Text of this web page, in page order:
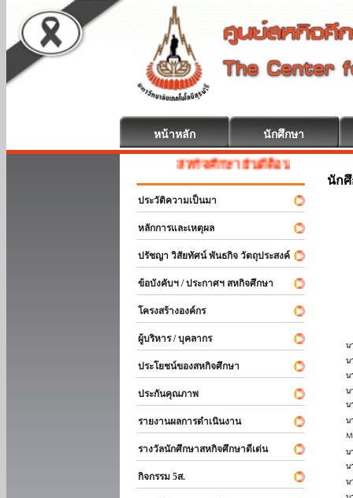
หน้าหลัก นักศึกษา
สหกิจศึกษา ยินดีต้อนรับ
ประวัติความเป็นมา
หลักการและเหตุผล
ปรัชญา วิสัยทัศน์ พันธกิจ วัตถุประสงค์
ข้อบังคับฯ / ประกาศฯ สหกิจศึกษา
โครงสร้างองค์กร
ผู้บริหาร / บุคลากร
ประโยชน์ของสหกิจศึกษา
ประกันคุณภาพ
รายงานผลการดำเนินงาน
รางวัลนักศึกษาสหกิจศึกษาดีเด่น
กิจกรรม 5ส.
นัก